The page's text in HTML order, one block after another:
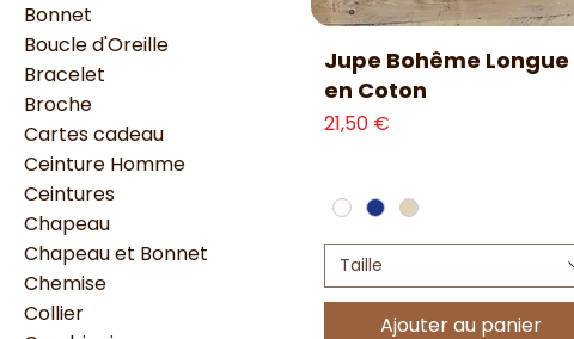
Bonnet
Boucle d'Oreille
Bracelet
Broche
Cartes cadeau
Ceinture Homme
Ceintures
Chapeau
Chapeau et Bonnet
Chemise
Collier
Aperçu rapide
Jupe Bohême Longue
en Coton
Prix
21,50 €
Taille
Ajouter au panier